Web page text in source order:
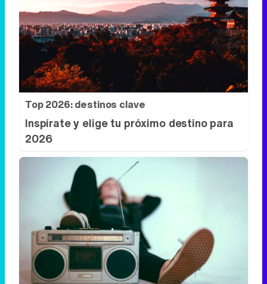
Top 2026: destinos clave
Inspírate y elige tu próximo destino para
2026